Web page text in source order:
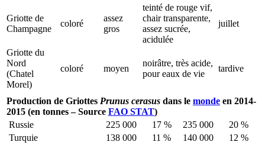
Griotte de
Champagne
coloré
assez
gros
teinté de rouge vif,
chair transparente,
assez sucrée,
acidulée
juillet
Griotte du
Nord
(Chatel
Morel)
coloré moyen
noirâtre, très acide,
pour eaux de vie
tardive
Production de Griottes Prunus cerasus dans le monde en 2014-
2015 (en tonnes – Source FAO STAT)
Russie
225 000 17 % 235 000
20 %
Turquie
138 000 11 % 140 000
12 %